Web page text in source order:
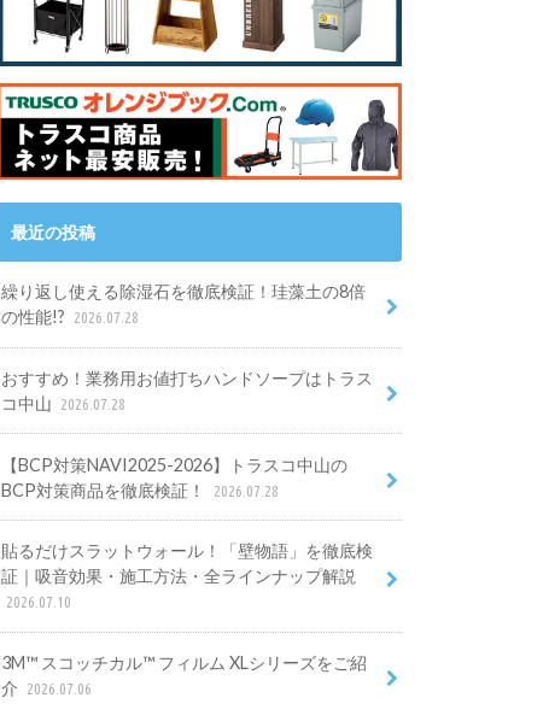
最近の投稿
繰り返し使える除湿石を徹底検証！珪藻土の8倍
の性能!?
2026.07.28
おすすめ！業務用お値打ちハンドソープはトラス
コ中山
2026.07.28
【BCP対策NAVI2025-2026】トラスコ中山の
BCP対策商品を徹底検証！
2026.07.28
貼るだけスラットウォール！「壁物語」を徹底検
証｜吸音効果・施工方法・全ラインナップ解説
2026.07.10
3M™ スコッチカル™ フィルム XLシリーズをご紹
介
2026.07.06